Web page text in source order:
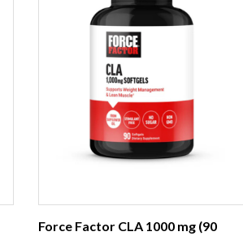
Force Factor CLA 1000 mg (90